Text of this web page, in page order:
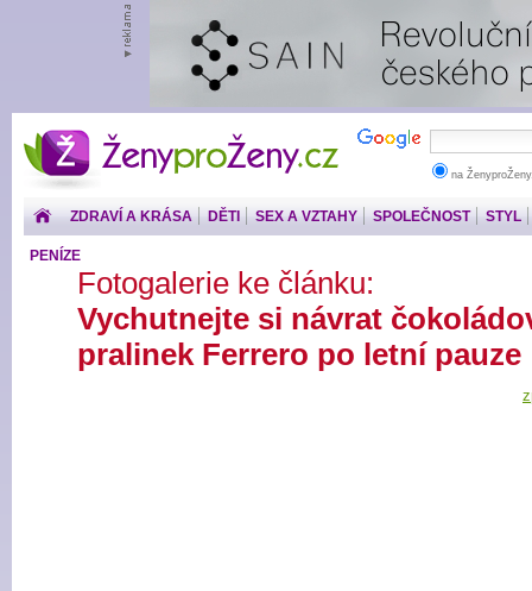
ŽenyproŽeny.cz
na
ZDRAVÍ A KRÁSA DĚTI SEX A VZTAHY SPOLEČNOST STYL
PENÍZE
Fotogalerie ke článku:
Vychutnejte si návrat
pralinek Ferrero po letní pauze